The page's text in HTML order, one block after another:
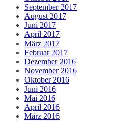
September 2017
August 2017
Juni 2017
April 2017
März 2017
Februar 2017
Dezember 2016
November 2016
Oktober 2016
Juni 2016
Mai 2016
April 2016
März 2016